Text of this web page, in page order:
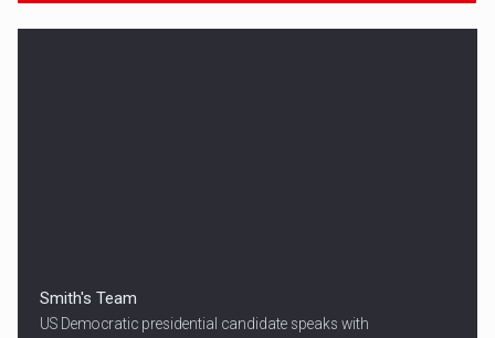
Smith's Team
US Democratic presidential candidate speaks with